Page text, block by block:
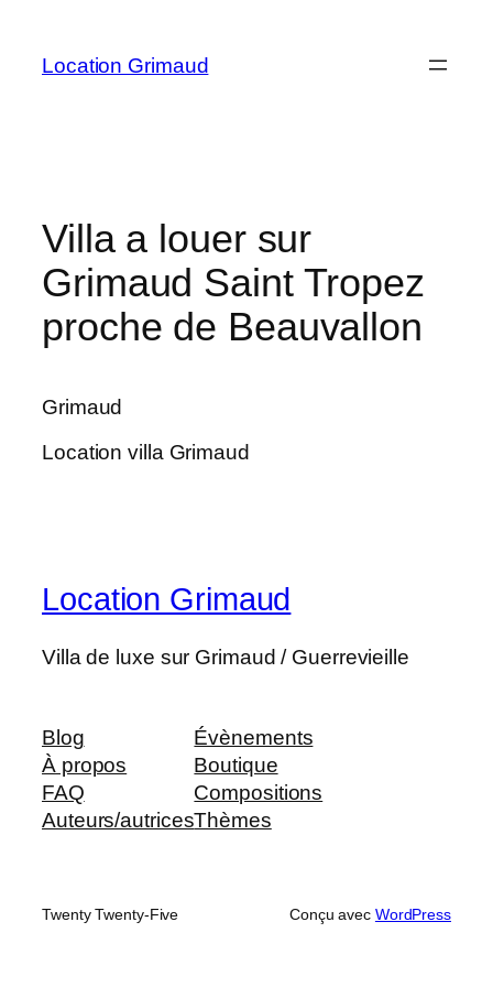
contenu
Location Grimaud
Villa a louer sur
Grimaud Saint Tropez
proche de Beauvallon
Grimaud
Location villa Grimaud
Location Grimaud
Villa de luxe sur Grimaud / Guerrevieille
Blog
À propos
FAQ
Auteurs/autrices
Évènements
Boutique
Compositions
Thèmes
Twenty Twenty-Five Conçu avec WordPress